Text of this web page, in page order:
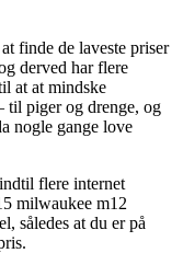
finde de laveste priser
derved har flere
at at mindske
til piger og drenge, og
nogle gange love
flere internet
milwaukee m12
således at du er på